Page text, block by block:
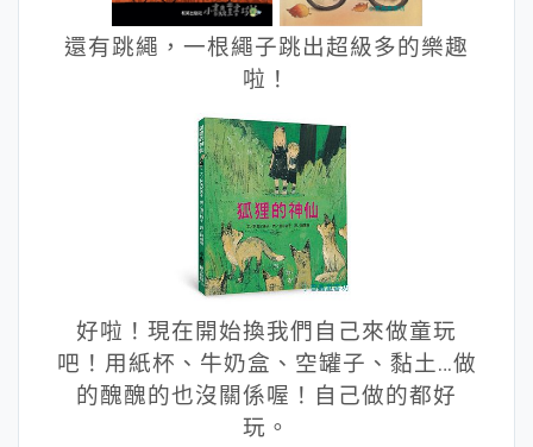
還有跳繩，一根繩子跳出超級多的樂趣
啦！
好啦！現在開始換我們自己來做童玩
吧！用紙杯、牛奶盒、空罐子、黏土…做
的醜醜的也沒關係喔！自己做的都好
玩。